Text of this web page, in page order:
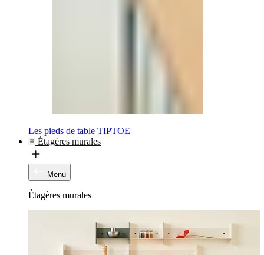
Les pieds de table TIPTOE
Étagères murales
Menu
Étagères murales